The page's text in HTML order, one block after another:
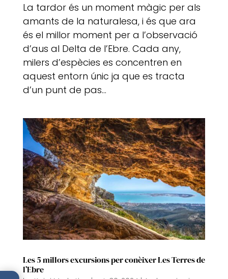
La tardor és un moment màgic per als
amants de la naturalesa, i és que ara
és el millor moment per a l’observació
d’aus al Delta de l’Ebre. Cada any,
milers d’espècies es concentren en
aquest entorn únic ja que es tracta
d’un punt de pas...
Les 5 millors excursions per conèixer Les Terres de
l’Ebre